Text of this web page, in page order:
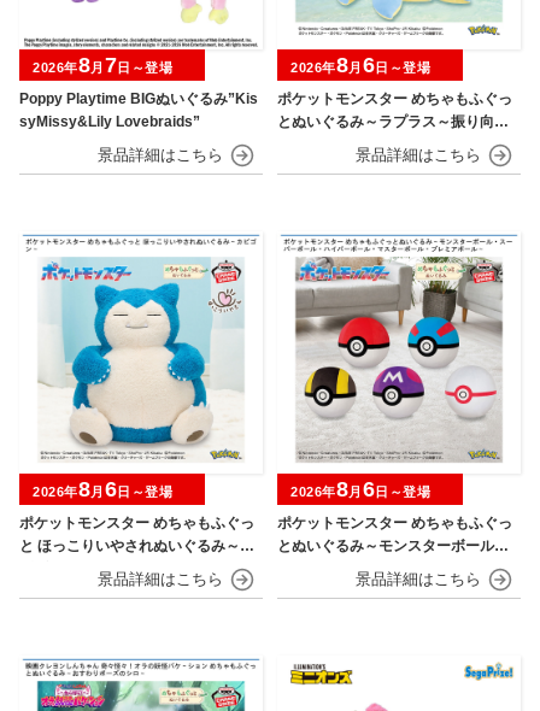
Poppy Playtime BIGぬいぐるみ”Kis
syMissy&Lily Lovebraids”
2026年8月 7日～登場
ポケットモンスター めちゃもふぐっ
とぬいぐるみ～ラプラス～振り向きv
2026年8月 6日～登場
ポケットモンスター めちゃもふぐっ
と ほっこりいやされぬいぐるみ～カ
2026年8月 6 日～登場
ポケットモンスター めちゃもふぐっ
とぬいぐるみ～モンスターボール・
スーパーボール・ハイパーボール・
マスターボール・プレミアボール～
2026年8月 6 日～登場